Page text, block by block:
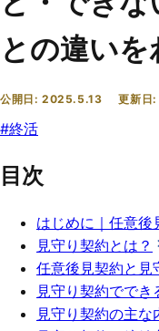
との違い
公開日:2025.5.13 更新日
#終活
目次
はじめに｜任意後
見守り契約とは？
任意後見契約と見
見守り契約ででき
見守り契約の主な